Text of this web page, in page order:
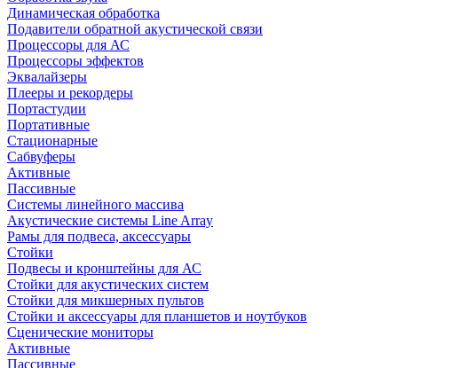
Динамическая обработка
Подавители обратной акустической связи
Процессоры для АС
Процессоры эффектов
Эквалайзеры
Плееры и рекордеры
Портастудии
Портативные
Стационарные
Сабвуферы
Активные
Пассивные
Системы линейного массива
Акустические системы Line Array
Рамы для подвеса, аксессуары
Стойки
Подвесы и кронштейны для АС
Стойки для акустических систем
Стойки для микшерных пультов
Стойки и аксессуары для планшетов и ноутбуков
Сценические мониторы
Активные
Пассивные